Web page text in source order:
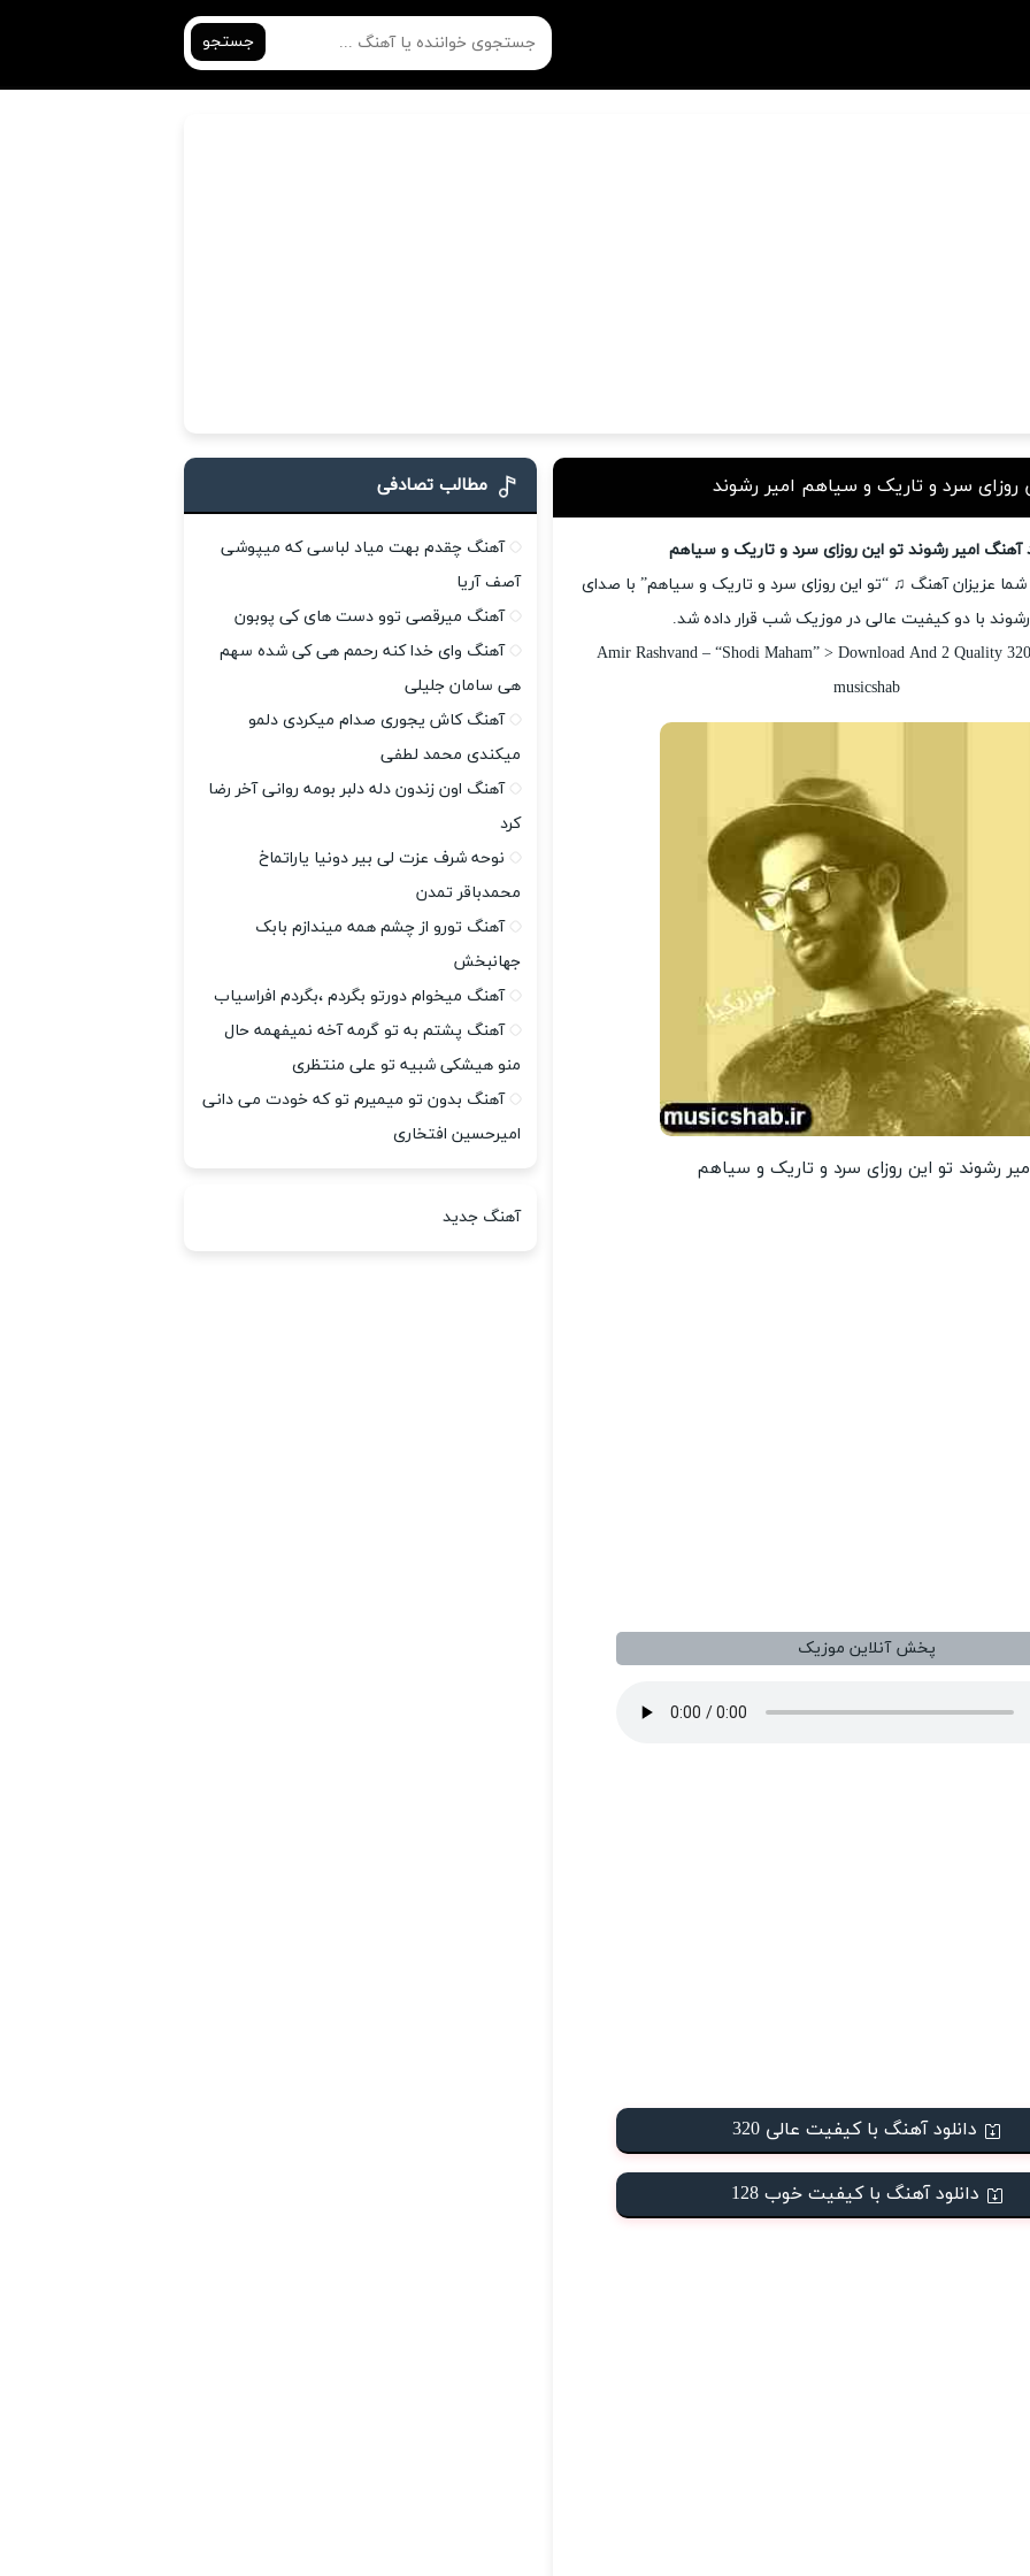
جستجو
روزای سرد و تاریک و سیاهم امیر رشوند
آهنگ امیر رشوند تو این روزای سرد و تاریک و سیاهم
عزیزان آهنگ ♫ “تو این روزای سرد و تاریک و سیاهم” با صدای
رشوند با دو کیفیت عالی در موزیک شب قرار داده شد.
Amir Rashvand – “Shodi Maham” > Download And 2 Quality
musicshab
رشوند تو این روزای سرد و تاریک و سیاهم
پخش آنلاین موزیک
دانلود آهنگ با کیفیت عالی 320
دانلود آهنگ با کیفیت خوب 128
مطالب تصادفی
آهنگ چقدم بهت میاد لباسی که میپوشی
آصف آریا
آهنگ میرقصی توو دست های کی پوبون
آهنگ وای خدا کنه رحمم هی کی شده سهم
هی سامان جلیلی
آهنگ کاش یجوری صدام میکردی دلمو
میکندی محمد لطفی
آهنگ اون زندون دله دلبر بومه روانی آخر رضا
کرد
نوحه شرف عزت لی بیر دونیا یاراتماخ
محمدباقر تمدن
آهنگ تورو از چشم همه میندازم بابک
جهانبخش
آهنگ میخوام دورتو بگردم ،بگردم افراسیاب
آهنگ پشتم به تو گرمه آخه نمیفهمه حال
منو هیشکی شبیه تو علی منتظری
آهنگ بدون تو میمیرم تو که خودت می دانی
امیرحسین افتخاری
آهنگ جدید